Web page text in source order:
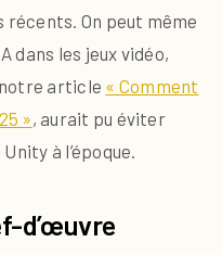
récents. On peut même
dans les jeux vidéo,
notre article « Comment
», aurait pu éviter
à l’époque.
d’œuvre